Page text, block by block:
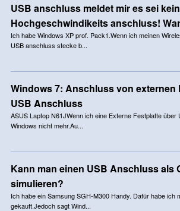
USB anschluss meldet mir es sei kein
Hochgeschwindikeits anschluss!
Ich habe Windows XP prof. Pack1.Wenn ich meinen
USB anschluss stecke b...
Windows 7: Anschluss von externen
USB Anschluss
ASUS Laptop N61JWenn ich eine Externe Festplatte über
Windows nicht mehr.Au...
Kann man einen USB Anschluss als
simulieren?
Ich habe ein Samsung SGH-M300 Handy. Dafür habe ich
gekauft.Jedoch sagt Wind...